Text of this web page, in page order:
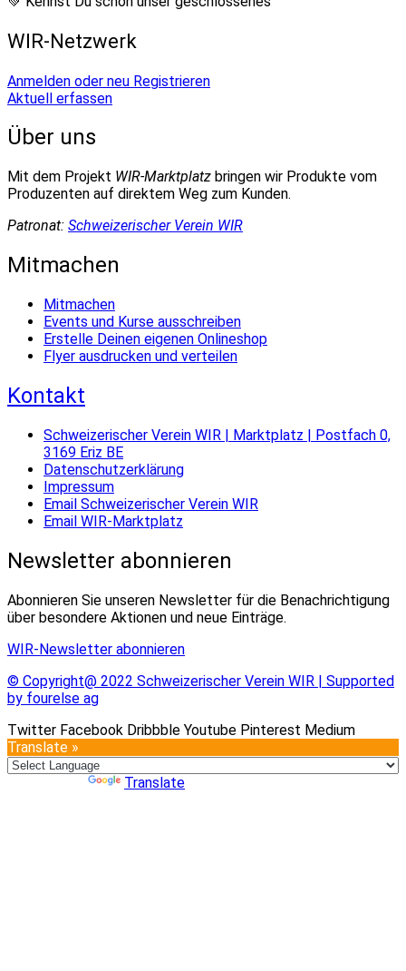
WIR-Netzwerk
Anmelden oder neu Registrieren
Aktuell erfassen
Über uns
Mit dem Projekt WIR-Marktplatz bringen wir Produkte vom
Produzenten auf direktem Weg zum Kunden.
Patronat: Schweizerischer Verein WIR
Mitmachen
Mitmachen
Events und Kurse ausschreiben
Erstelle Deinen eigenen Onlineshop
Flyer ausdrucken und verteilen
Kontakt
Schweizerischer Verein WIR | Marktplatz | Postfach 0,
3169 Eriz BE
Datenschutzerklärung
Impressum
Email Schweizerischer Verein WIR
Email WIR-Marktplatz
Newsletter abonnieren
Abonnieren Sie unseren Newsletter für die Benachrichtigung
über besondere Aktionen und neue Einträge.
WIR-Newsletter abonnieren
© Copyright@ 2022 Schweizerischer Verein WIR | Supported
by fourelse ag
Twitter Facebook Dribbble Youtube Pinterest Medium
Translate »
Translate